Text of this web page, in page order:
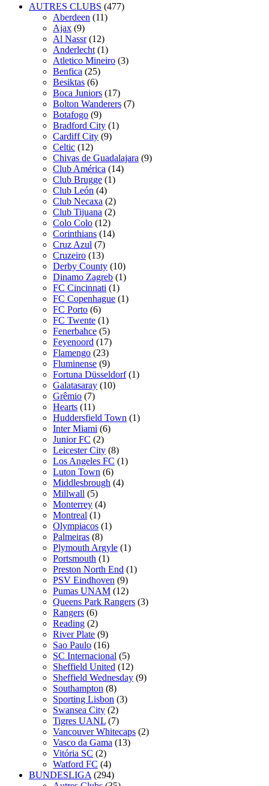
AUTRES CLUBS (477)
Aberdeen (11)
Ajax (9)
Al Nassr (12)
Anderlecht (1)
Atletico Mineiro (3)
Benfica (25)
Besiktas (6)
Boca Juniors (17)
Bolton Wanderers (7)
Botafogo (9)
Bradford City (1)
Cardiff City (9)
Celtic (12)
Chivas de Guadalajara (9)
Club América (14)
Club Brugge (1)
Club León (4)
Club Necaxa (2)
Club Tijuana (2)
Colo Colo (12)
Corinthians (14)
Cruz Azul (7)
Cruzeiro (13)
Derby County (10)
Dinamo Zagreb (1)
FC Cincinnati (1)
FC Copenhague (1)
FC Porto (6)
FC Twente (1)
Fenerbahce (5)
Feyenoord (17)
Flamengo (23)
Fluminense (9)
Fortuna Düsseldorf (1)
Galatasaray (10)
Grêmio (7)
Hearts (11)
Huddersfield Town (1)
Inter Miami (6)
Junior FC (2)
Leicester City (8)
Los Angeles FC (1)
Luton Town (6)
Middlesbrough (4)
Millwall (5)
Monterrey (4)
Montreal (1)
Olympiacos (1)
Palmeiras (8)
Plymouth Argyle (1)
Portsmouth (1)
Preston North End (1)
PSV Eindhoven (9)
Pumas UNAM (12)
Queens Park Rangers (3)
Rangers (6)
Reading (2)
River Plate (9)
Sao Paulo (16)
SC Internacional (5)
Sheffield United (12)
Sheffield Wednesday (9)
Southampton (8)
Sporting Lisbon (3)
Swansea City (2)
Tigres UANL (7)
Vancouver Whitecaps (2)
Vasco da Gama (13)
Vitória SC (2)
Watford FC (4)
BUNDESLIGA (294)